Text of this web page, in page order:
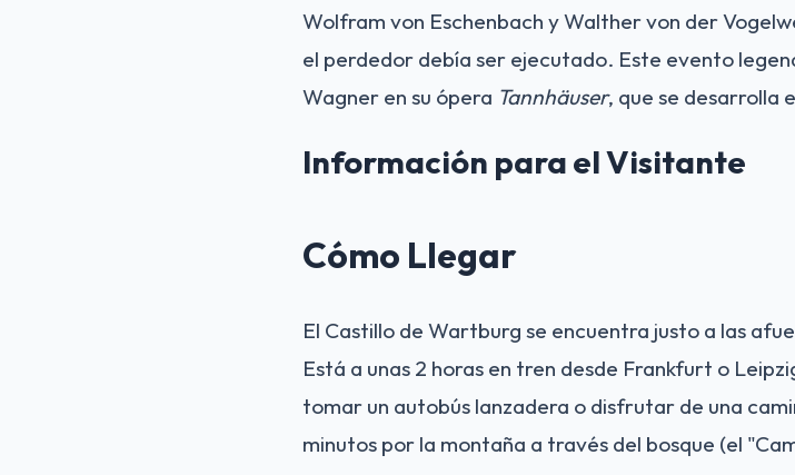
Wolfram von Eschenbach y Walther von der
el perdedor debía ser ejecutado. Este evento
Wagner en su ópera Tannhäuser, que se desarrolla
Información para el Visitante
Cómo Llegar
El Castillo de Wartburg se encuentra justo a las
Está a unas 2 horas en tren desde Frankfurt o
tomar un autobús lanzadera o disfrutar de una
minutos por la montaña a través del bosque (el